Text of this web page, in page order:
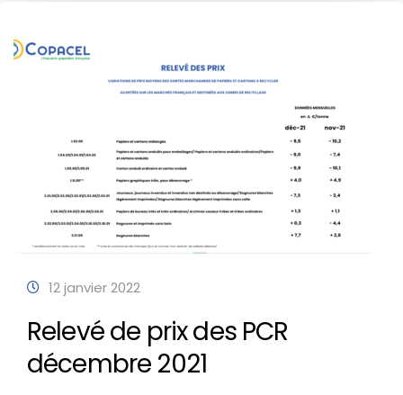
12 janvier 2022
Relevé de prix des PCR
décembre 2021